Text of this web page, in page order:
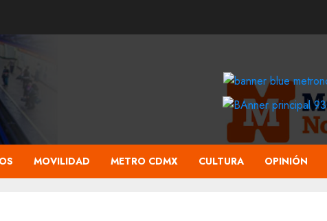
MOVILIDAD METRO CDMX CULTURA OPINIÓN